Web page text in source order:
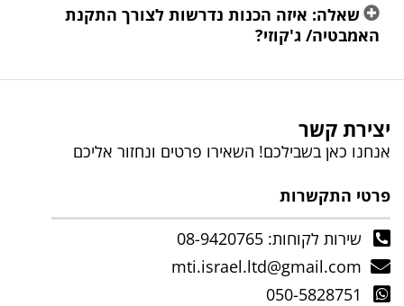
שאלה: איזה הכנות נדרשות לצורך התקנת
האמבטיה/ ג'קוזי?
יצירת קשר
אנחנו כאן בשבילכם! השאירו פרטים ונחזור אליכם
פרטי התקשרות
שירות לקוחות: 08-9420765
mti.israel.ltd@gmail.com
050-5828751